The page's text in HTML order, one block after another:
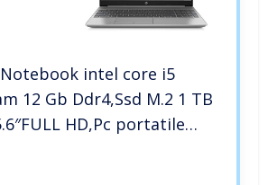
intel core i5
12 Gb Ddr4,Ssd M.2 1 TB
HD,Pc portatile
Professional